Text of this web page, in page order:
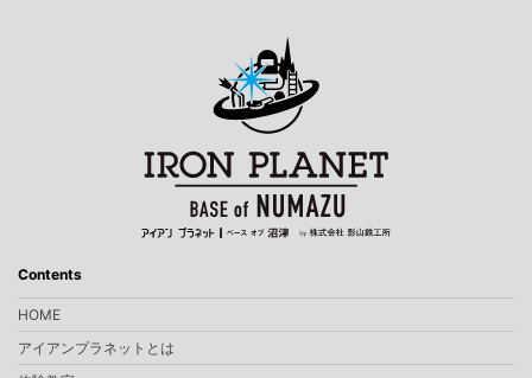
Contents
HOME
アイアンプラネットとは